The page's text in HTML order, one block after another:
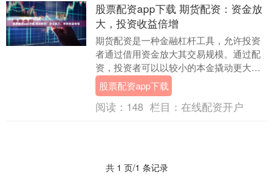
股票配资app下载 期货配资：资金放
大，投资收益倍增
期货配资是一种金融杠杆工具，允许投资
者通过借用资金放大其交易规模。通过配
资，投资者可以以较小的本金撬动更大的
资金股票配资app下载，从而获得更高的潜
在收益。 选....
股票配资app下载
阅读： 148 栏目： 在线配资开户
共 1 页/1 条记录